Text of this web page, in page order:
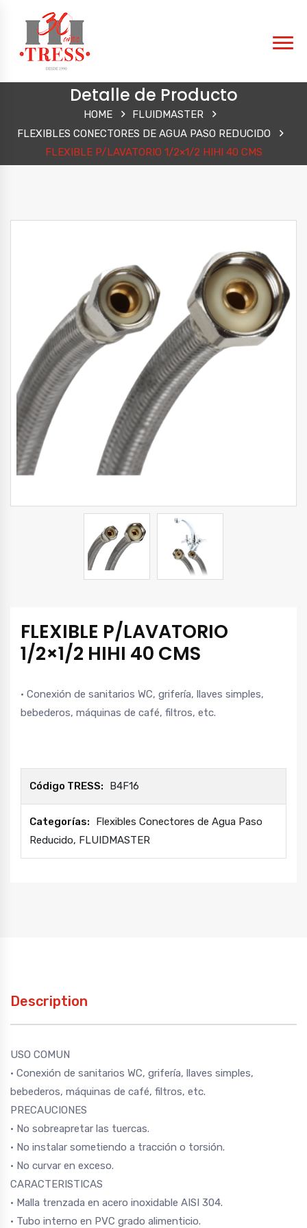
Detalle de Producto
HOME
FLUIDMASTER
FLEXIBLES CONECTORES DE AGUA PASO REDUCIDO
FLEXIBLE P/LAVATORIO 1/2×1/2 HIHI 40 CMS
FLEXIBLE P/LAVATORIO
1/2×1/2 HIHI 40 CMS
• Conexión de sanitarios WC, grifería, llaves simples,
bebederos, máquinas de café, filtros, etc.
Código TRESS: B4F16
Categorías:
Flexibles Conectores de Agua Paso
Reducido, FLUIDMASTER
Description
USO COMUN
• Conexión de sanitarios WC, grifería, llaves simples,
bebederos, máquinas de café, filtros, etc.
PRECAUCIONES
• No sobreapretar las tuercas.
• No instalar sometiendo a tracción o torsión.
• No curvar en exceso.
CARACTERISTICAS
• Malla trenzada en acero inoxidable AISI 304.
• Tubo interno en PVC grado alimenticio.